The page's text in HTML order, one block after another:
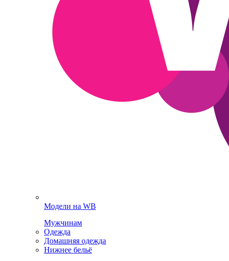
Модели на WB
Мужчинам
Одежда
Домашняя одежда
Нижнее бельё